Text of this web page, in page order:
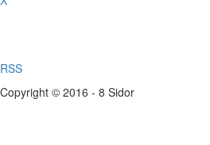
RSS
Copyright © 2016 - 8 Sidor